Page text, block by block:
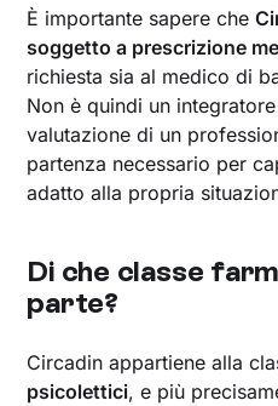
È importante sapere che
soggetto a prescrizione
richiesta sia al medico di
Non è quindi un
valutazione di un
partenza necessario per
adatto alla propria
Di che classe
parte?
Circadin appartiene alla
psicolettici, e più